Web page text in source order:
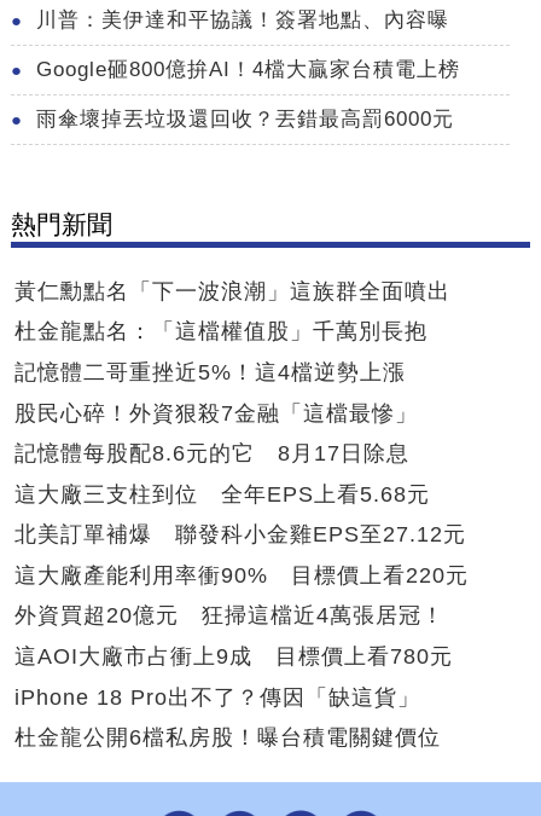
川普：美伊達和平協議！簽署地點、內容曝
Google砸800億拚AI！4檔大贏家台積電上榜
雨傘壞掉丟垃圾還回收？丟錯最高罰6000元
熱門新聞
黃仁勳點名「下一波浪潮」這族群全面噴出
杜金龍點名：「這檔權值股」千萬別長抱
記憶體二哥重挫近5%！這4檔逆勢上漲
股民心碎！外資狠殺7金融「這檔最慘」
記憶體每股配8.6元的它 8月17日除息
這大廠三支柱到位 全年EPS上看5.68元
北美訂單補爆 聯發科小金雞EPS至27.12元
這大廠產能利用率衝90% 目標價上看220元
外資買超20億元 狂掃這檔近4萬張居冠！
這AOI大廠市占衝上9成 目標價上看780元
iPhone 18 Pro出不了？傳因「缺這貨」
杜金龍公開6檔私房股！曝台積電關鍵價位